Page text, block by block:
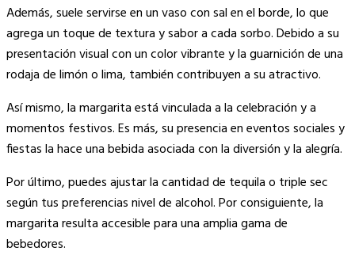
Además, suele servirse en un vaso con sal en el borde, lo que
agrega un toque de textura y sabor a cada sorbo. Debido a su
presentación visual con un color vibrante y la guarnición de una
rodaja de limón o lima, también contribuyen a su atractivo.
Así mismo, la margarita está vinculada a la celebración y a
momentos festivos. Es más, su presencia en eventos sociales y
fiestas la hace una bebida asociada con la diversión y la alegría.
Por último, puedes ajustar la cantidad de tequila o triple sec
según tus preferencias nivel de alcohol. Por consiguiente, la
margarita resulta accesible para una amplia gama de
bebedores.